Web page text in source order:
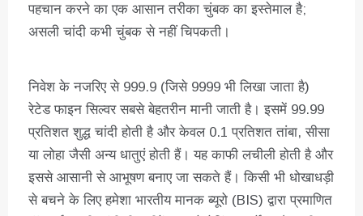
पहचान करने का एक आसान तरीका चुंबक का इस्तेमाल है;
असली चांदी कभी चुंबक से नहीं चिपकती।
निवेश के नजरिए से 999.9 (जिसे 9999 भी लिखा जाता है)
रेटेड फाइन सिल्वर सबसे बेहतरीन मानी जाती है। इसमें 99.99
प्रतिशत शुद्ध चांदी होती है और केवल 0.1 प्रतिशत तांबा, सीसा
या लोहा जैसी अन्य धातुएं होती हैं। यह काफी लचीली होती है और
इससे आसानी से आभूषण बनाए जा सकते हैं। किसी भी धोखाधड़ी
से बचने के लिए हमेशा भारतीय मानक ब्यूरो (BIS) द्वारा प्रमाणित